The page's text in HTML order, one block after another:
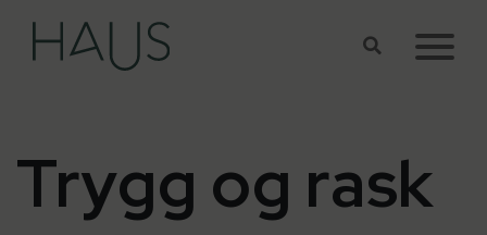
Trygg og rask